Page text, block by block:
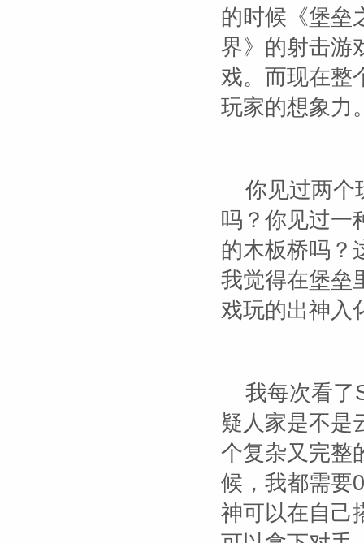
的时候《堡垒
界》的射击游
戏。而现在整
玩家的想象力
你见过两个
吗？你见过一
的木板桥吗？
我觉得在堡垒
戏玩的出神入
我每次看了
疑人家是不是
个复杂又完整
候，我都需要
神可以在自己